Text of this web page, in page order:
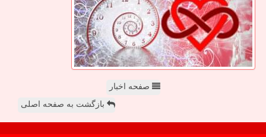
صفحه اخبار
بازگشت به صفحه اصلی